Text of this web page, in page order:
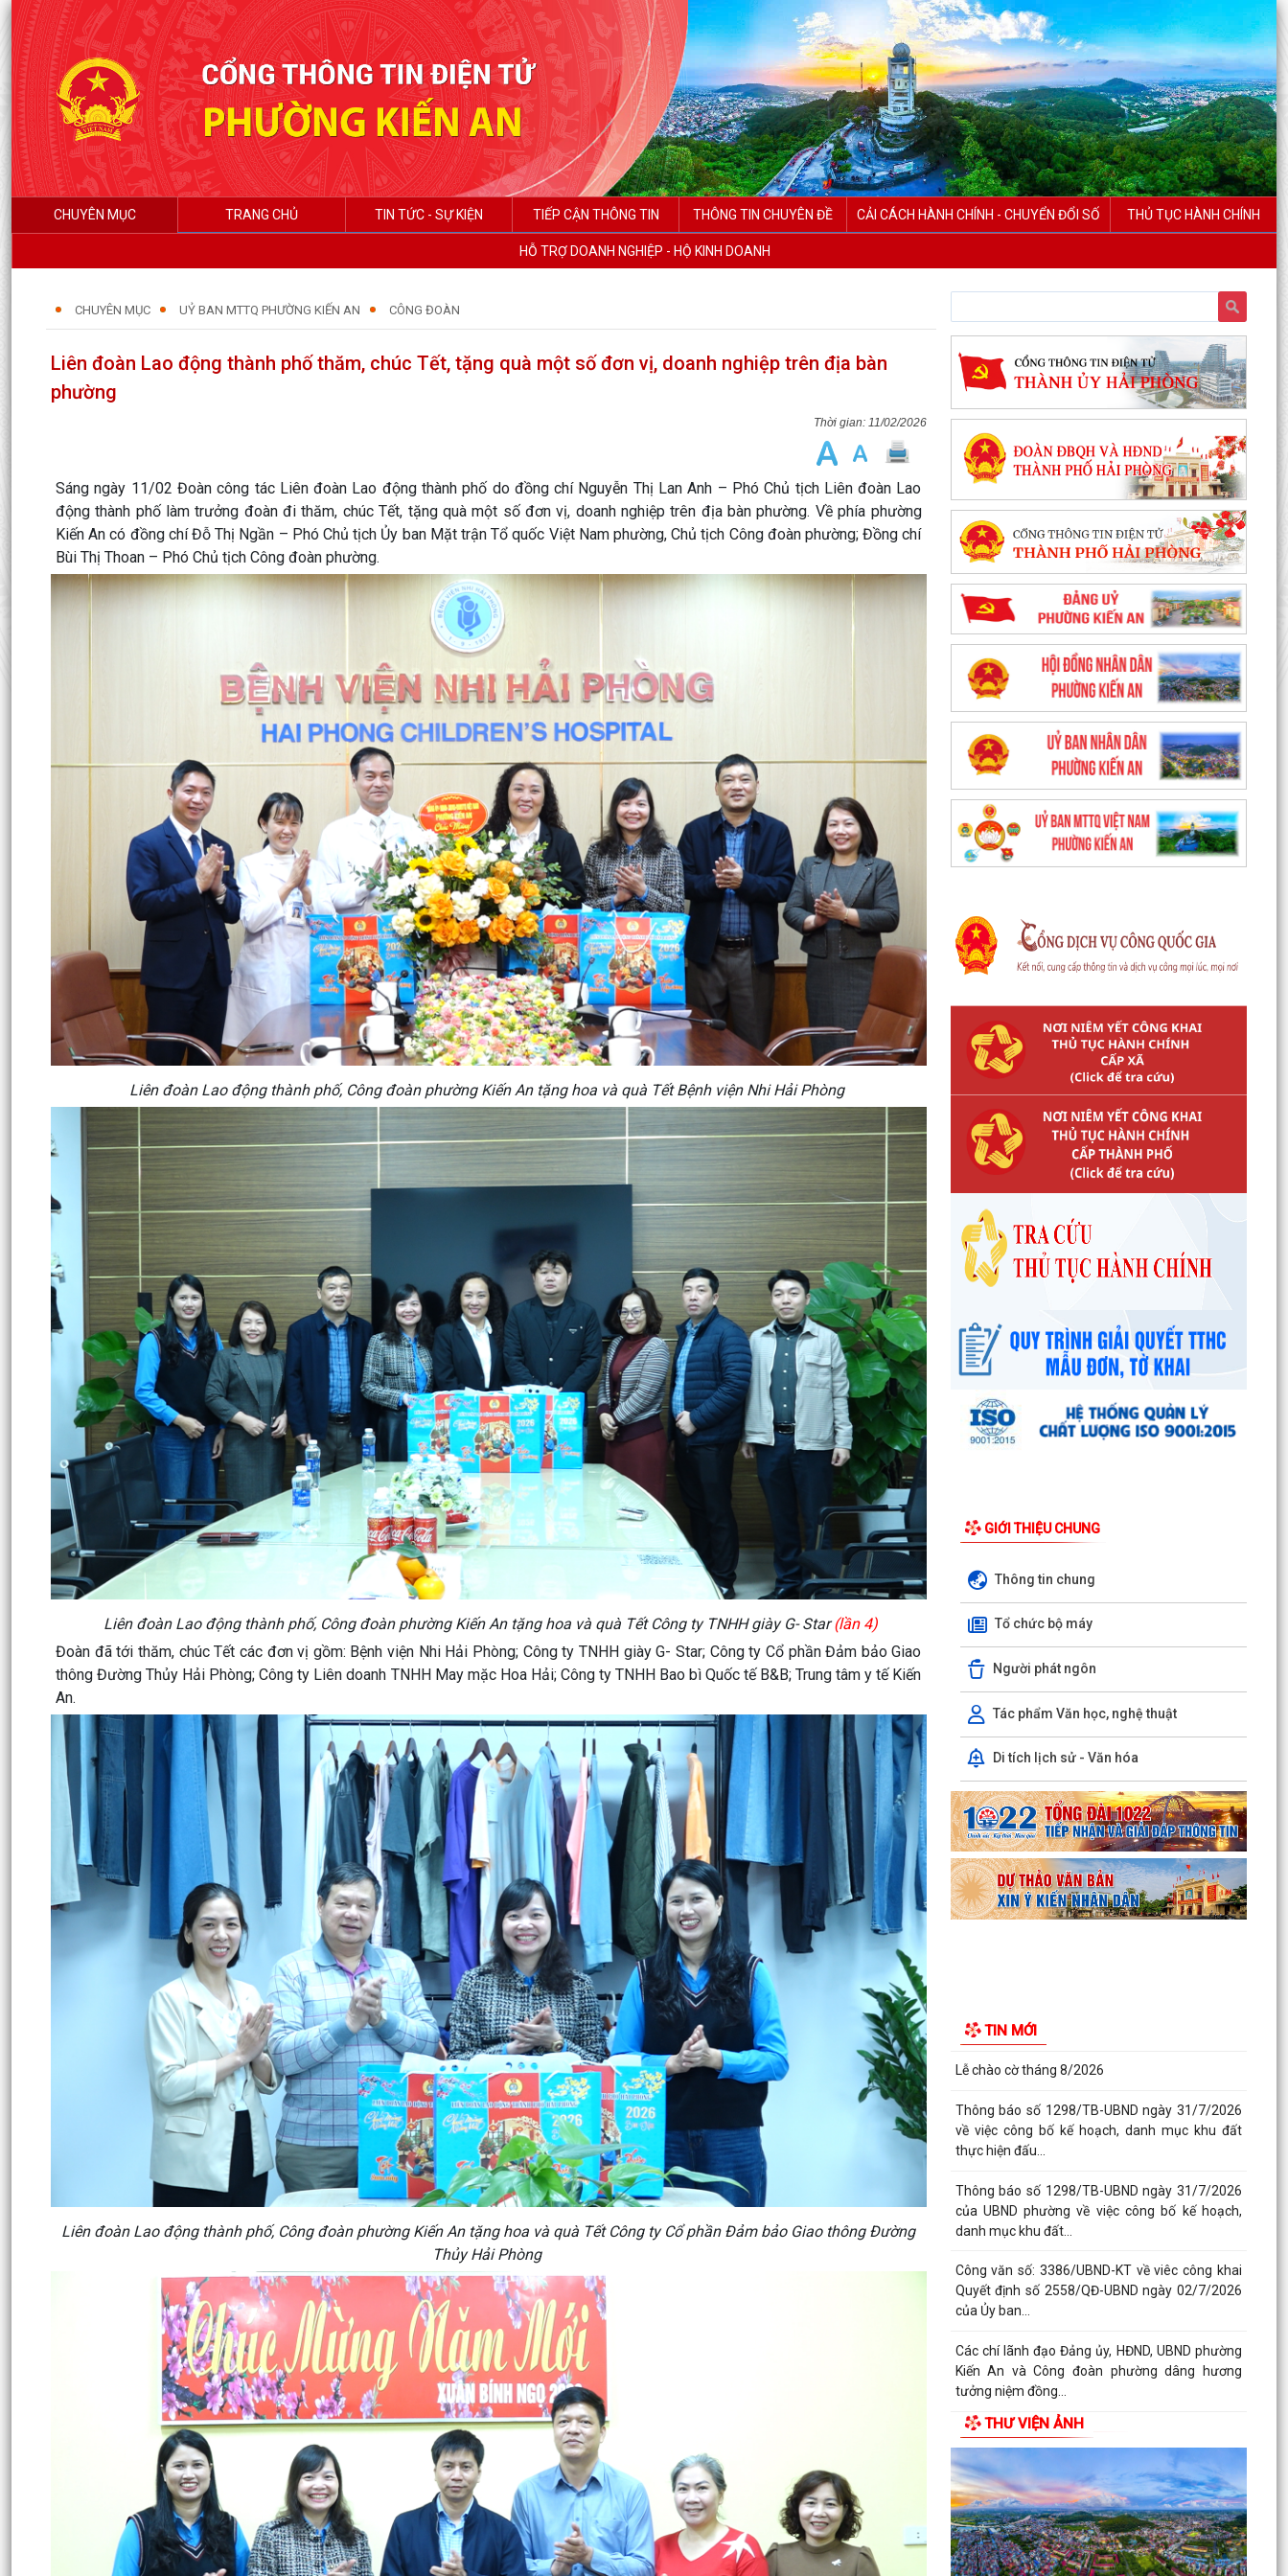
CHUYÊN MỤC TRANG CHỦ TIN TỨC - SỰ KIỆN TIẾP CẬN THÔNG TIN THÔNG TIN CHUYÊN ĐỀ CẢI CÁCH HÀNH CHÍNH - CHUYỂN ĐỔI SỐ THỦ TỤC HÀNH CHÍNH
HỖ TRỢ DOANH NGHIỆP - HỘ KINH DOANH
CHUYÊN MỤC UỶ BAN MTTQ PHƯỜNG KIẾN AN CÔNG ĐOÀN
Liên đoàn Lao động thành phố thăm, chúc Tết, tặng quà một số đơn vị, doanh nghiệp trên địa bàn
phường
11/02/2026
Sáng ngày 11/02 Đoàn công tác Liên đoàn Lao động thành phố do đồng chí Nguyễn Thị Lan Anh – Phó Chủ tịch Liên đoàn Lao
động thành phố làm trưởng đoàn đi thăm, chúc Tết, tặng quà một số đơn vị, doanh nghiệp trên địa bàn phường. Về phía phường
Kiến An có đồng chí Đỗ Thị Ngần – Phó Chủ tịch Ủy ban Mặt trận Tổ quốc Việt Nam phường, Chủ tịch Công đoàn phường; Đồng chí
Bùi Thị Thoan – Phó Chủ tịch Công đoàn phường.
Liên đoàn Lao động thành phố, Công đoàn phường Kiến An tặng hoa và quà Tết Bệnh viện Nhi Hải Phòng
Liên đoàn Lao động thành phố, Công đoàn phường Kiến An tặng hoa và quà Tết Công ty TNHH giày G- Star(lần 4)
Đoàn đã tới thăm, chúc Tết các đơn vị gồm: Bệnh viện Nhi Hải Phòng; Công ty TNHH giày G- Star; Công ty Cổ phần Đảm bảo Giao
thông Đường Thủy Hải Phòng; Công ty Liên doanh TNHH May mặc Hoa Hải; Công ty TNHH Bao bì Quốc tế B&B; Trung tâm y tế Kiến
An.
Liên đoàn Lao động thành phố, Công đoàn phường Kiến An tặng hoa và quà Tết Công ty Cổ phần Đảm bảo Giao thông Đường
Thủy Hải Phòng
GIỚI THIỆU CHUNG
Thông tin chung
Tổ chức bộ máy
Người phát ngôn
Tác phẩm Văn học, nghệ thuật
Di tích lịch sử - Văn hóa
TIN MỚI
Công văn số 3385/UBND-KT ngày 29/7/2026
của UBND phường v/v công khai Quyết định của
Chủ tịch Ủy...
sau Kỳ họp thường lệ giữa năm 2026 HĐND
thành phố...
Công văn số: 20/CV-TYT của Trạm y tế phường
nhận...
thống và Quản trị an ninh phi truyền thống năm
2026
Công văn số 3357/UBND-KT ngày 28/7/2026
của UBND phường v/v phối hợp thông tin
Kế hoạch số 265/KH-UBND ngày 3/8/2026 của
UBND phường về triển khai thực hiện Kế hoạch
số...
UBND phường làm việc với các hộ dân đang sử
dụng đất của UBND phường tại tổ dân phố Lãm
Khê (giáp...
năm 2026
Lễ chào cờ tháng 8/2026
Thông báo số 1298/TB-UBND ngày 31/7/2026
về việc công bố kế hoạch, danh mục khu đất
thực hiện đấu...
Thông báo số 1298/TB-UBND ngày 31/7/2026
của UBND phường về việc công bố kế hoạch,
danh mục khu đất...
Công văn số: 3386/UBND-KT về viêc công khai
Quyết định số 2558/QĐ-UBND ngày 02/7/2026
của Ủy ban...
Các chí lãnh đạo Đảng ủy, HĐND, UBND phường
Kiến An và Công đoàn phường dâng hương
tưởng niệm đồng...
Công văn số:3384/UBND-KT ngày 29/7/2026
của UBND phường v/v công khai Quyết định số
2622/QĐ-UBND...
Phường Kiến An tặng quà chúc mừng cán bộ,
chiến sĩ Lữ đoàn vận tải 653 hoàn thành xuất
sắc nhiệm vụ...
THƯ VIỆN ẢNH